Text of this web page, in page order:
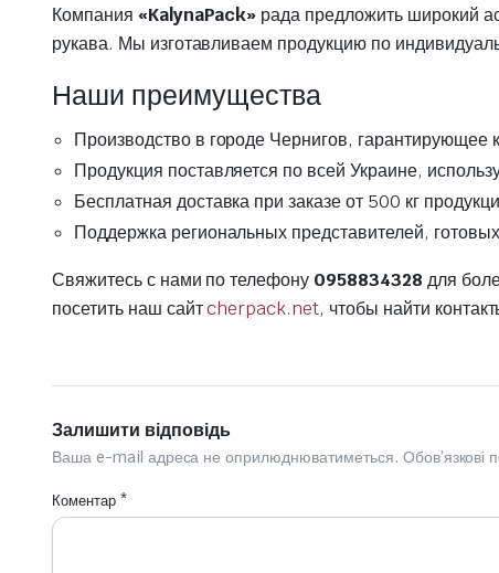
Компания «KalynaPack» рада предложить широкий
рукава. Мы изготавливаем продукцию по
Наши преимущества
Производство в городе Чернигов, гарантирующее
Продукция поставляется по всей Украине,
Бесплатная доставка при заказе от 500 кг
Поддержка региональных представителей,
Свяжитесь с нами по телефону 0958834328 для
посетить наш сайтcherpack.net, чтобы найти
Залишити відповідь
Ваша e-mail адреса не оприлюднюватиметься. Обов’язкові
Коментар *